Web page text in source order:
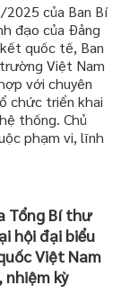
của Ban Bí
đạo của Đảng
quốc tế, Ban
Việt Nam
với chuyên
chức triển khai
thống. Chủ
phạm vi, lĩnh
Tổng Bí thư
hội đại biểu
Việt Nam
kỳ